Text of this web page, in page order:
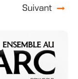
Suivant